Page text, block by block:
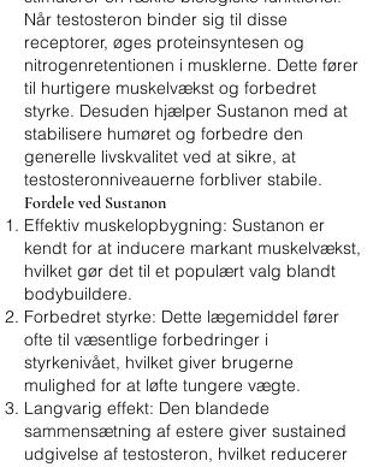
Når testosteron binder sig til disse
receptorer, øges proteinsyntesen og
nitrogenretentionen i musklerne. Dette fører
til hurtigere muskelvækst og forbedret
styrke. Desuden hjælper Sustanon med at
stabilisere humøret og forbedre den
generelle livskvalitet ved at sikre, at
testosteronniveauerne forbliver stabile.
Fordele ved Sustanon
Effektiv muskelopbygning: Sustanon er
kendt for at inducere markant muskelvækst,
hvilket gør det til et populært valg blandt
bodybuildere.
Forbedret styrke: Dette lægemiddel fører
ofte til væsentlige forbedringer i
styrkenivået, hvilket giver brugerne
mulighed for at løfte tungere vægte.
Langvarig effekt: Den blandede
sammensætning af estere giver sustained
udgivelse af testosteron, hvilket reducerer